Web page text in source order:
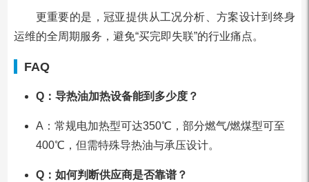
更重要的是，冠亚提供从工况分析、方案设计到终身
运维的全周期服务，避免“买完即失联”的行业痛点。
FAQ
Q：导热油加热设备能到多少度？
A：常规电加热型可达350℃，部分燃气/燃煤型可至
400℃，但需特殊导热油与承压设计。
Q：如何判断供应商是否靠谱？